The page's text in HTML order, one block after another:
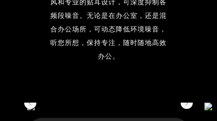
风和专业的贴耳设计，可深度抑制各
频段噪音。无论是在办公室，还是混
合办公场所，可动态降低环境噪音，
听您所想，保持专注，随时随地高效
办公。